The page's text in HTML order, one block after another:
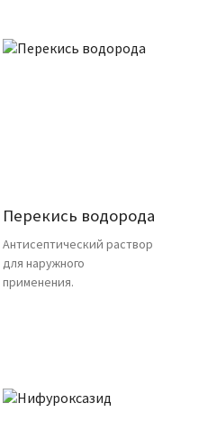
Перекись водорода
Антисептический раствор
для наружного
применения.